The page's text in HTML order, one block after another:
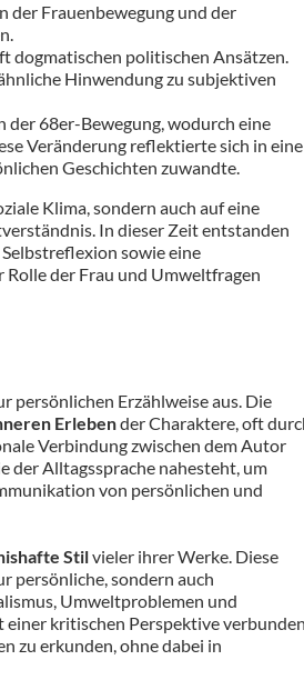
der Frauenbewegung und der
dogmatischen politischen Ansätzen.
Hinwendung zu subjektiven
68er-Bewegung, wodurch eine
Veränderung reflektierte sich in
Geschichten zuwandte.
Klima, sondern auch auf eine
In dieser Zeit entstanden
sowie eine
der Frau und Umweltfragen
persönlichen Erzählweise aus. Die
Erlebender Charaktere, oft
Verbindung zwischen dem Autor
der Alltagssprache nahesteht, um
von persönlichen und
Stilvieler ihrer Werke. Diese
persönliche, sondern auch
Umweltproblemen und
kritischen Perspektive
zu erkunden, ohne dabei in